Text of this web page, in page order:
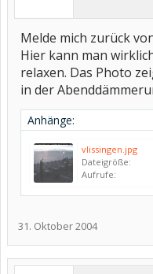
Melde mich zurück
Hier kann man
relaxen. Das Photo
in der
Anhänge:
vlissingen.jpg
Dateigröße:
Aufrufe:
31. Oktober 2004